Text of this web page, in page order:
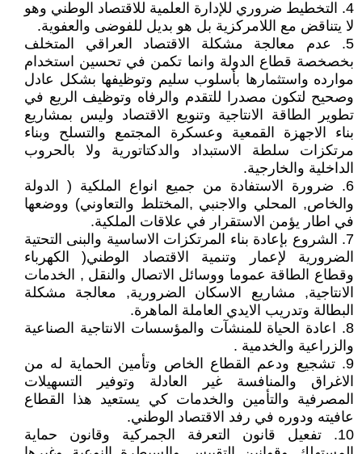
4. التخطيط ضروري للإدارة العلمية للاقتصاد الوطني وهو
لا يتناقض مع اللامركزية بل هو بديل للفوضى والعفوية.
5. عدم معالجة مشكلة الاقتصاد العراقي المتخلف
بخصخصة قطاع الدولة وانما تكمن في تحسين استخدام
موارده واستثمارها بأسلوب سليم وتوظيفها بشكل عادل
وصحيح لتكون مصدرا للتقدم والرفاه وتوظيف الريع في
تطوير الطاقة الانتاجية وتنويع الاقتصاد وليس بمشاريع
بناء الاجهزة القمعية وعسكرة المجتمع والتسلح وبناء
مرتكزات سلطة الاستبداد والدكتاتورية ولا بالحروب
الداخلية والخارجية.
6. ضرورة الاستفادة من جميع انواع الملكية ( الدولة
والخاص, المحلي والاجنبي ,المختلط والتعاوني) ووضعها
في اطار يؤمن الاستقرار في علاقات الملكية.
7. الشروع بإعادة بناء المرتكزات الاساسية والبنى التحتية
الضرورية لإعمار وتنمية الاقتصاد الوطني( الكهرباء
وقطاع الطاقة عموما ووسائل الاتصال والنقل , الخدمات
الانتاجية, مشاريع الاسكان الضرورية, معالجة مشكلة
البطالة وتدريب الايدي العاملة الماهرة.
8. اعادة الحياة للمنشآت والمؤسسات الانتاجية الصناعية
والزراعية والخدمية .
9. تشجيع ودعم القطاع الخاص وتأمين الحماية له من
الاغراق والمنافسة غير العادلة وتوفير التسهيلات
المصرفية والتأمين والخدمات كي يستعيد هذا القطاع
عافيته ودوره في رفد الاقتصاد الوطني.
10. تفعيل قانون التعرفة الجمركية وقانون حماية